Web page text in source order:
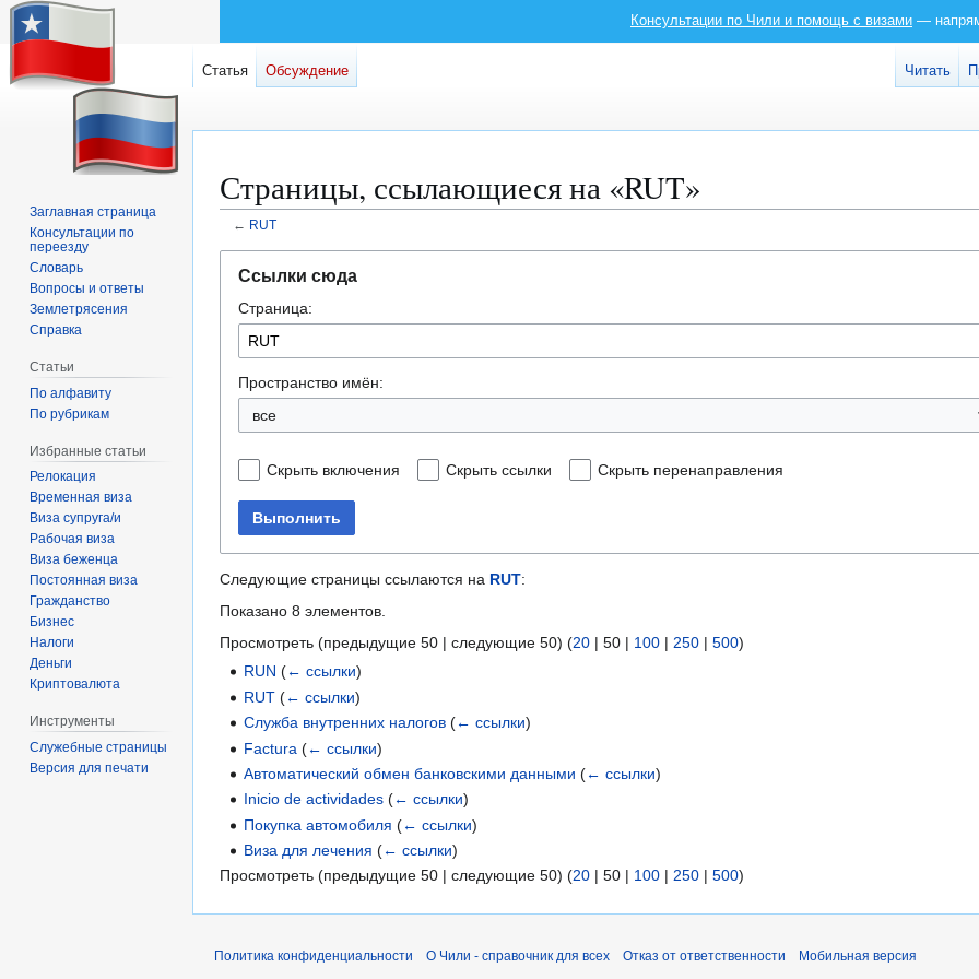
Консультации по Чили и помощь с визами —
Страницы, ссылающиеся на «RUT»
← RUT
навигации
поиску
Ссылки сюда
Страница:
Пространство имён:
все
Скрыть включения Скрыть ссылки Скрыть перенаправления
Выполнить
Следующие страницы ссылаются на RUT:
Показано 8 элементов.
Просмотреть (предыдущие 50 | следующие 50) (20 | 50 | 100 | 250 | 500)
RUN (← ссылки)
RUT (← ссылки)
Служба внутренних налогов (← ссылки)
Factura (← ссылки)
Автоматический обмен банковскими данными (← ссылки)
Inicio de actividades (← ссылки)
Покупка автомобиля (← ссылки)
Виза для лечения (← ссылки)
Просмотреть (предыдущие 50 | следующие 50) (20 | 50 | 100 | 250 | 500)
Статья Обсуждение Читать
Заглавная страница
Консультации по
переезду
Словарь
Вопросы и ответы
Землетрясения
Справка
Статьи
По алфавиту
По рубрикам
Избранные статьи
Релокация
Временная виза
Виза супруга/и
Рабочая виза
Виза беженца
Постоянная виза
Гражданство
Бизнес
Налоги
Деньги
Криптовалюта
Инструменты
Служебные страницы
Версия для печати
Политика конфиденциальности О Чили - справочник для всех Отказ от ответственности Мобильная версия